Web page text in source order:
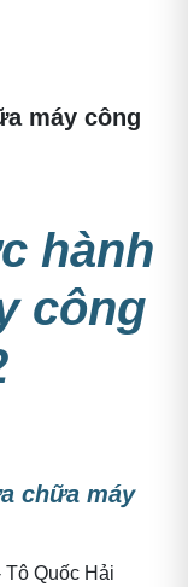
máy công
máy công cụ tập 2
hành
công
chữa máy
Tô Quốc Hải